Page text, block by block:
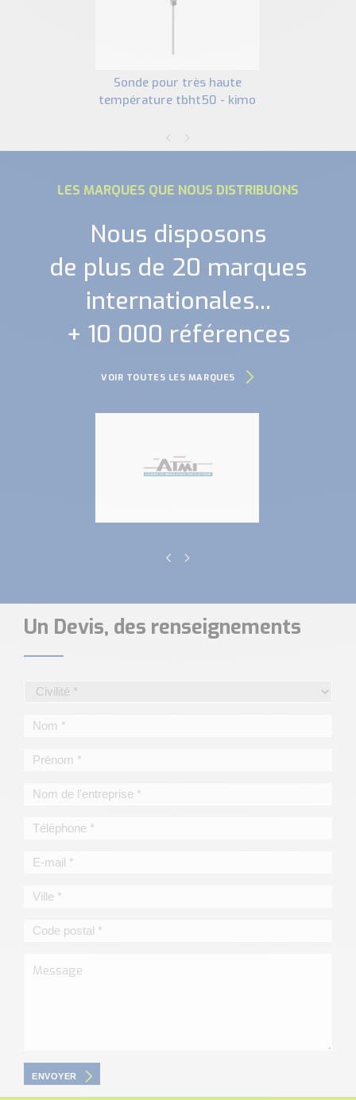
sonde pour très haute
température tbht50 - kimo
LES MARQUES QUE NOUS DISTRIBUONS
Nous disposons
de plus de 20 marques
internationales...
+ 10 000 références
VOIR TOUTES LES MARQUES
Un Devis, des renseignements
ENVOYER